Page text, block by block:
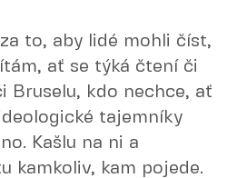
to, aby lidé mohli číst,
ať se týká čtení či
Bruselu, kdo nechce, ať
tajemníky
Kašlu na ni a
kamkoliv, kam pojede.